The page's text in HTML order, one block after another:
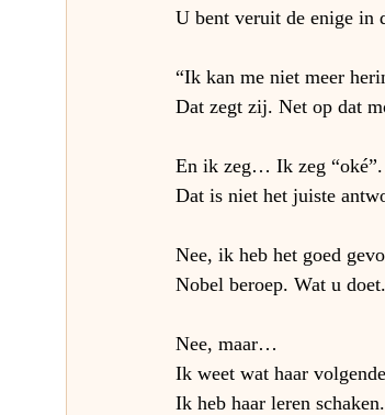
U bent veruit de enige in
“Ik kan me niet meer
Dat zegt zij. Net op dat
En ik zeg… Ik zeg “oké”.
Dat is niet het juiste
Nee, ik heb het goed
Nobel beroep. Wat u doet.
Nee, maar…
Ik weet wat haar
Ik heb haar leren schaken.